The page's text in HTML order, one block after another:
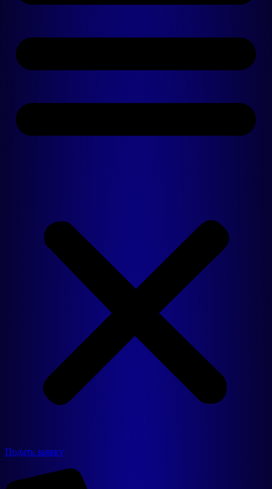
Резиновые покрытия
3D фигуры
Подать заявку